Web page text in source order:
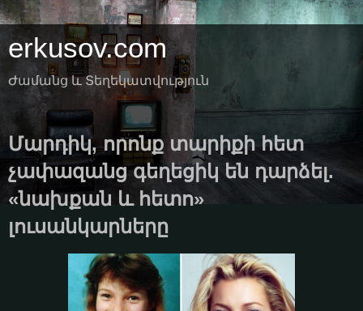
erkusov.com
Ժամանց և Տեղեկատվություն
Մարդիկ, որոնք տարիքի հետ
չափազանց գեղեցիկ են դարձել.
«նախքան և հետո»
լուսանկարները